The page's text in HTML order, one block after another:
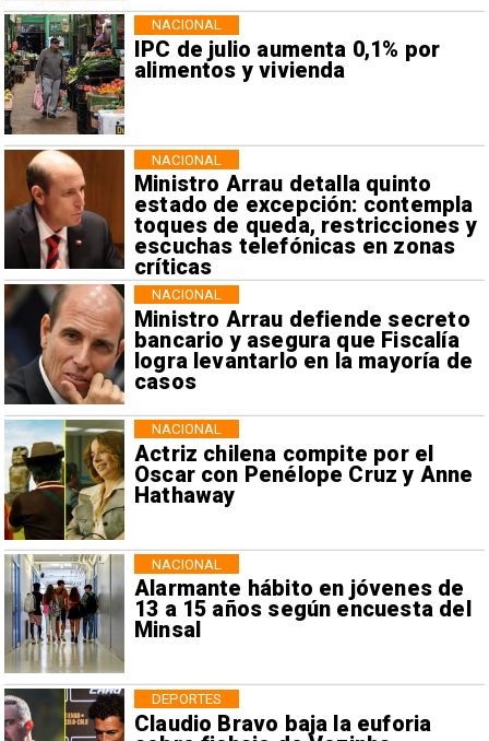
IPC de julio aumenta 0,1% por
alimentos y vivienda
NACIONAL
Ministro Arrau detalla quinto
estado de excepción: contempla
toques de queda, restricciones y
escuchas telefónicas en zonas
críticas
NACIONAL
Ministro Arrau defiende secreto
bancario y asegura que Fiscalía
logra levantarlo en la mayoría de
casos
NACIONAL
Actriz chilena compite por el
Oscar con Penélope Cruz y Anne
Hathaway
NACIONAL
Alarmante hábito en jóvenes de
13 a 15 años según encuesta del
Minsal
NACIONAL
Claudio Bravo baja la euforia
DEPORTES